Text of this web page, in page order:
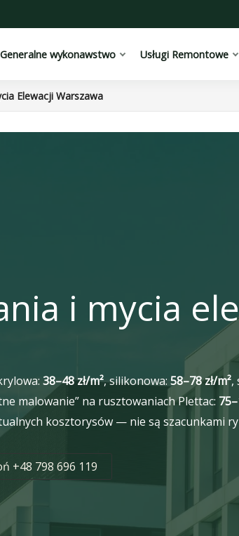
Generalne wykonawstwo Usługi Remontowe
Elewacji Warszawa
i mycia
38–48 zł/m², silikonowa: 58–78 zł/m²,
malowanie” na rusztowaniach Plettac:
kosztorysów — nie są szacunkami
+48 798 696 119